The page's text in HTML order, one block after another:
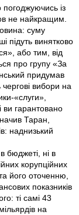
із
не найкращим.
суму
підуть винятково
або тим, від
про групу «За
придумав
вибори на
«слуги»,
ви гарантовано
Таран,
наднизький
бюджеті, ні в
корупційних
його оточенню,
показників
ті самі 43
на